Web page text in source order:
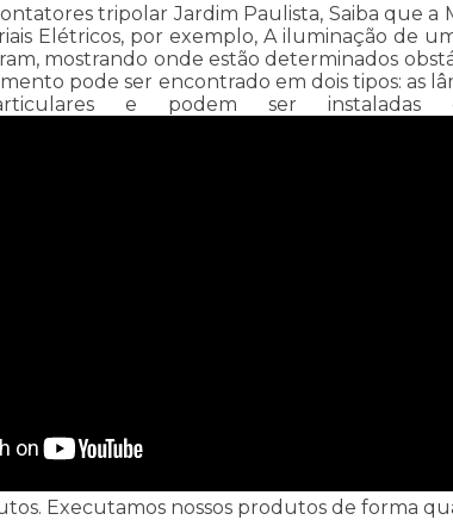
tripolar Jardim Paulista, Saiba que
Elétricos, por exemplo, A iluminação de
mostrando onde estão determinados
pode ser encontrado em dois tipos: as
e podem ser
Executamos nossos produtos de forma